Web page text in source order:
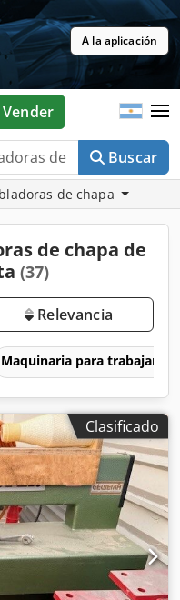
A la aplicación
Buscar
Vender
de chapa
de chapa de
(37)
Relevancia
Maquinaria para trabajar la
Clasificado